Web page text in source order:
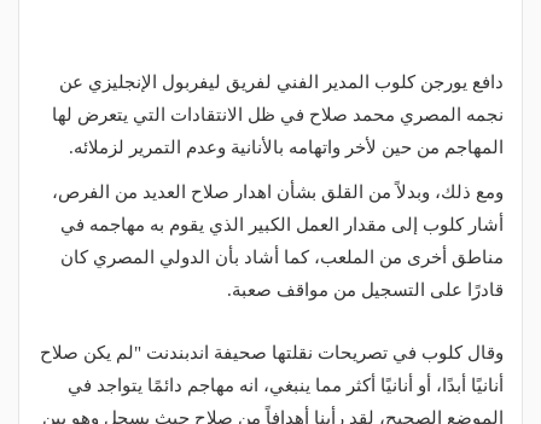
دافع يورجن كلوب المدير الفني لفريق ليفربول الإنجليزي عن
نجمه المصري محمد صلاح في ظل الانتقادات التي يتعرض لها
المهاجم من حين لأخر واتهامه بالأنانية وعدم التمرير لزملائه.
ومع ذلك، وبدلاً من القلق بشأن اهدار صلاح العديد من الفرص،
أشار كلوب إلى مقدار العمل الكبير الذي يقوم به مهاجمه في
مناطق أخرى من الملعب، كما أشاد بأن الدولي المصري كان
قادرًا على التسجيل من مواقف صعبة.
وقال كلوب في تصريحات نقلتها صحيفة اندبندنت "لم يكن صلاح
أنانيًا أبدًا، أو أنانيًا أكثر مما ينبغي، انه مهاجم دائمًا يتواجد في
الموضع الصحيح، لقد رأينا أهدافاً من صلاح حيث يسجل وهو بين